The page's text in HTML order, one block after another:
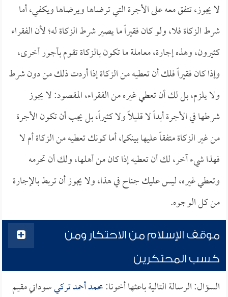
لا يجوز، تتفق معه على الأجرة التي ترضاها ويرضاها ويكفي، أما
شرط الزكاة فلا، ولو كان فقيراً ما يصير شرط الزكاة له؛ لأن الفقراء
كثيرون، وهذه إجارة، معاملة ما تكون بالزكاة تقوم بأجور أخرى،
وإذا كان فقيراً فلك أن تعطيه من الزكاة إذا أردت ذلك من دون شرط
ولا يلزم، بل لك أن تعطي غيره من الفقراء، المقصود: لا يجوز
شرطها في الأجرة أبداً لا قليلاً ولا كثيراً، بل يجب أن تكون الأجرة
من غير الزكاة متفقاً عليها بينكما، أما كونك تعطيه من الزكاة أم لا
فهذا شيء آخر، لك أن تعطيه إذا كان من أهلها، ولك أن تحرمه
وتعطي غيره، ليس عليك جناح في هذا، ولا يجوز أن تربط بالإجارة
من كل الوجوه.
موقف الإسلام من الاحتكار ومن
كسب المحتكرين
السؤال: الرسالة التالية باعثها أخونا:محمد أحمد تركيسوداني مقيم